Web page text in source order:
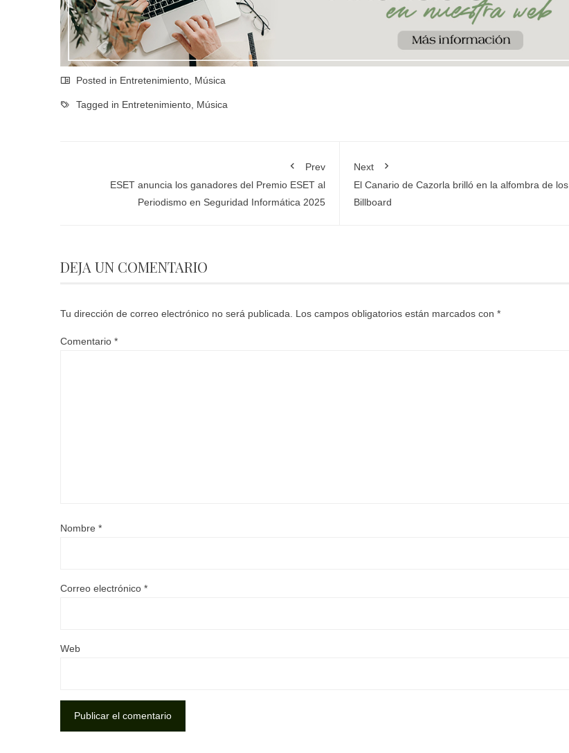
Posted in Entretenimiento Música
Tagged in Entretenimiento Música
Prev
ESET anuncia los ganadores del Premio ESET al
Periodismo en Seguridad Informática 2025
Next
El Canario de Cazorla brilló en la alfombra de los
Billboard
DEJA UN COMENTARIO
Tu dirección de correo electrónico no será publicada. Los campos obligatorios están marcados con *
Comentario *
Nombre *
Correo electrónico *
Web